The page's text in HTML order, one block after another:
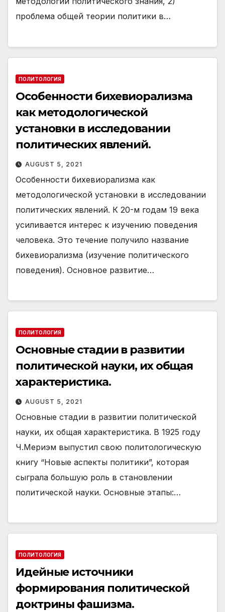
проблема общей теории политики в…
ПОЛИТОЛОГИЯ
Особенности бихевиорализма
как методологической
установки в исследовании
политических явлений.
AUGUST 5, 2021
Особенности бихевиорализма как
методологической установки в исследовании
политических явлений. К 20-м годам 19 века
усиливается интерес к изучению поведения
человека. Это течение получило название
бихевиорализма (изучение политического
поведения). Основное развитие…
ПОЛИТОЛОГИЯ
Основные стадии в развитии
политической науки, их общая
характеристика.
AUGUST 5, 2021
Основные стадии в развитии политической
науки, их общая характеристика. В 1925 году
Ч.Мериэм выпустил свою политологическую
книгу “Новые аспекты политики”, которая
сыграла большую роль в становлении
политической науки. Основные этапы:…
ПОЛИТОЛОГИЯ
Идейные источники
формирования политической
доктрины фашизма.